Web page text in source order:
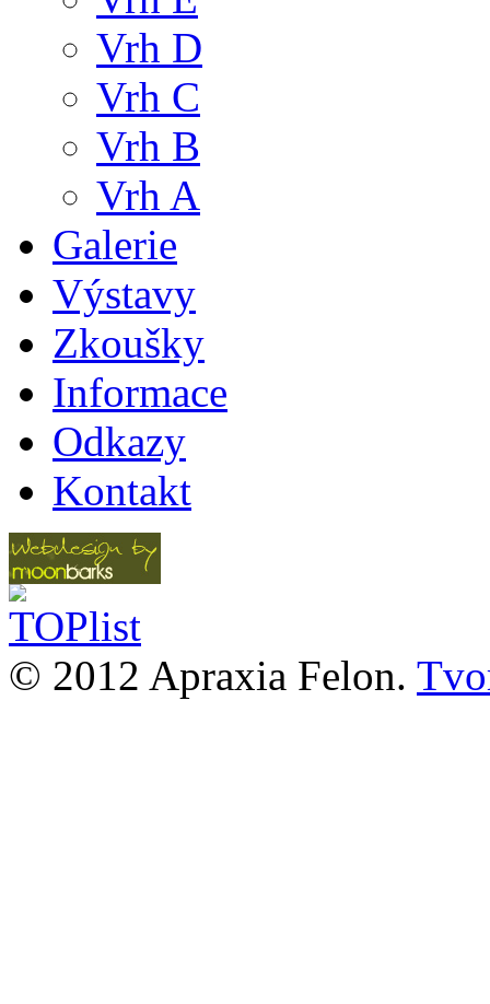
Vrh D
Vrh C
Vrh B
Vrh A
Galerie
Výstavy
Zkoušky
Informace
Odkazy
Kontakt
© 2012 Apraxia Felon.